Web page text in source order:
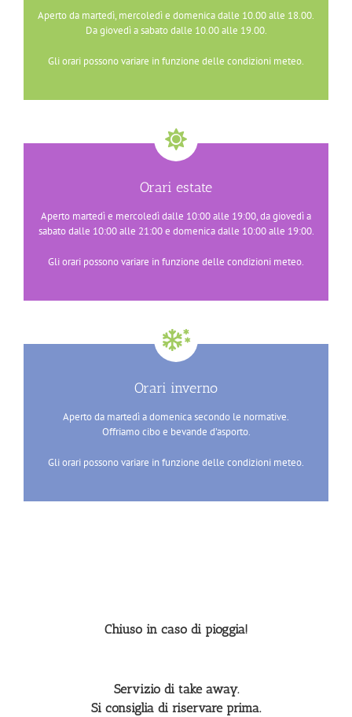
Aperto da martedì, mercoledì e domenica dalle 10.00 alle 18.00.
Da giovedì a sabato dalle 10.00 alle 19.00.
Gli orari possono variare in funzione delle condizioni meteo.
Orari estate
Aperto martedì e mercoledì dalle 10:00 alle 19:00, da giovedì a
sabato dalle 10:00 alle 21:00 e domenica dalle 10:00 alle 19:00.
Gli orari possono variare in funzione delle condizioni meteo.
Orari inverno
Aperto da martedì a domenica secondo le normative.
Offriamo cibo e bevande d’asporto.
Gli orari possono variare in funzione delle condizioni meteo.
Chiuso in caso di pioggia!
Servizio di take away.
Si consiglia di riservare prima.